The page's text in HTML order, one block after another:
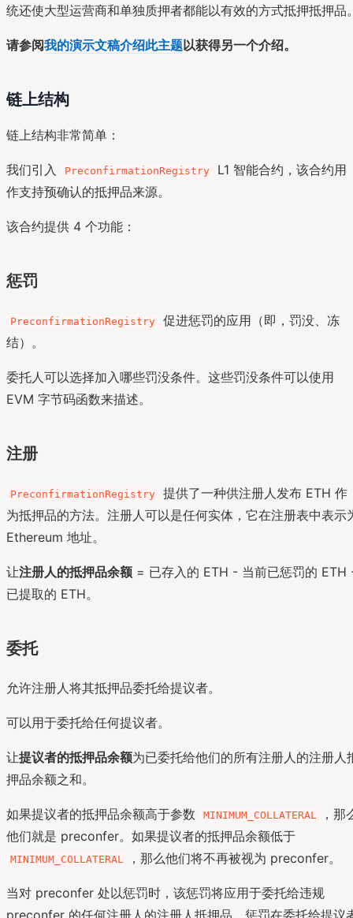
统还使大型运营商和单独质押者都能以有效的方式抵押抵押品
请参阅我的演示文稿介绍此主题以获得另一个介绍。
链上结构
链上结构非常简单：
我们引入 PreconfirmationRegistry
L1 智能合约，该合约用
作支持预确认的抵押品来源。
该合约提供 4 个功能：
惩罚
PreconfirmationRegistry
促进惩罚的应用（即，罚没、冻
结）。
委托人可以选择加入哪些罚没条件。这些罚没条件可以使用
EVM 字节码函数来描述。
注册
PreconfirmationRegistry
提供了一种供注册人发布 ETH 作
为抵押品的方法。注册人可以是任何实体，它在注册表中表示
Ethereum 地址。
让注册人的抵押品余额 = 已存入的 ETH - 当前已惩罚的 ETH
已提取的 ETH。
委托
允许注册人将其抵押品委托给提议者。
可以用于委托给任何提议者。
让提议者的抵押品余额为已委托给他们的所有注册人的注册人
押品余额之和。
如果提议者的抵押品余额高于参数 MINIMUM_COLLATERAL
，那
他们就是 preconfer。如果提议者的抵押品余额低于
MINIMUM_COLLATERAL ，那么他们将不再被视为 preconfer。
当对 preconfer 处以惩罚时，该惩罚将应用于委托给违规
preconfer 的任何注册人的注册人抵押品。惩罚在委托给提议